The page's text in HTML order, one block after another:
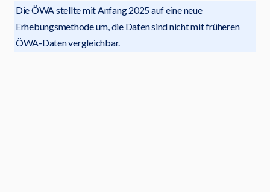
Die ÖWA stellte mit Anfang 2025 auf eine neue
Erhebungsmethode um, die Daten sind nicht mit früheren
ÖWA-Daten vergleichbar.